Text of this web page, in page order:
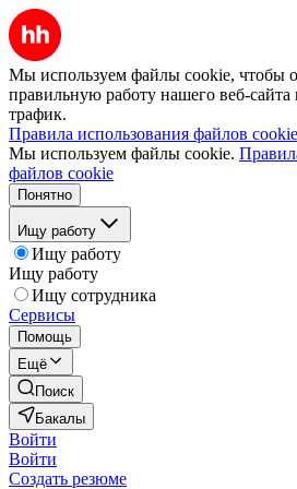
Мы используем файлы cookie, чтобы
правильную работу нашего веб-сайта
трафик.
Правила использования файлов cookie
Мы используем файлы cookie.
файлов cookie
Понятно
Ищу работу
Ищу работу
Ищу работу
Ищу сотрудника
Сервисы
Помощь
Ещё
Поиск
Бакалы
Войти
Войти
Создать резюме